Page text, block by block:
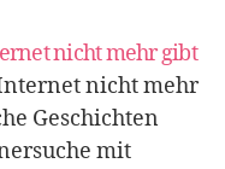
nicht mehr gibt
nicht mehr
Geschichten
mit